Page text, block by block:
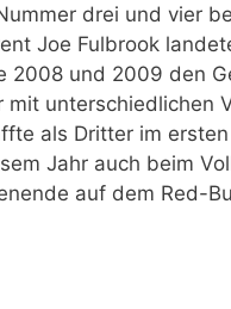
drei und vier
Joe Fulbrook
2008 und 2009 den
unterschiedlichen
als Dritter im
Jahr auch beim
auf dem Red-